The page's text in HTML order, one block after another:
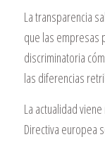
La transparencia
que las empresas
discriminatoria
las diferencias
La actualidad
Directiva europea